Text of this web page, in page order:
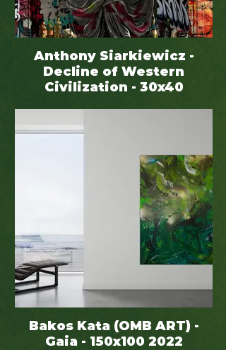
Anthony Siarkiewicz -
Decline of Western
Civilization - 30x40
Bakos Kata (OMB ART) -
Gaia - 150x100 2022